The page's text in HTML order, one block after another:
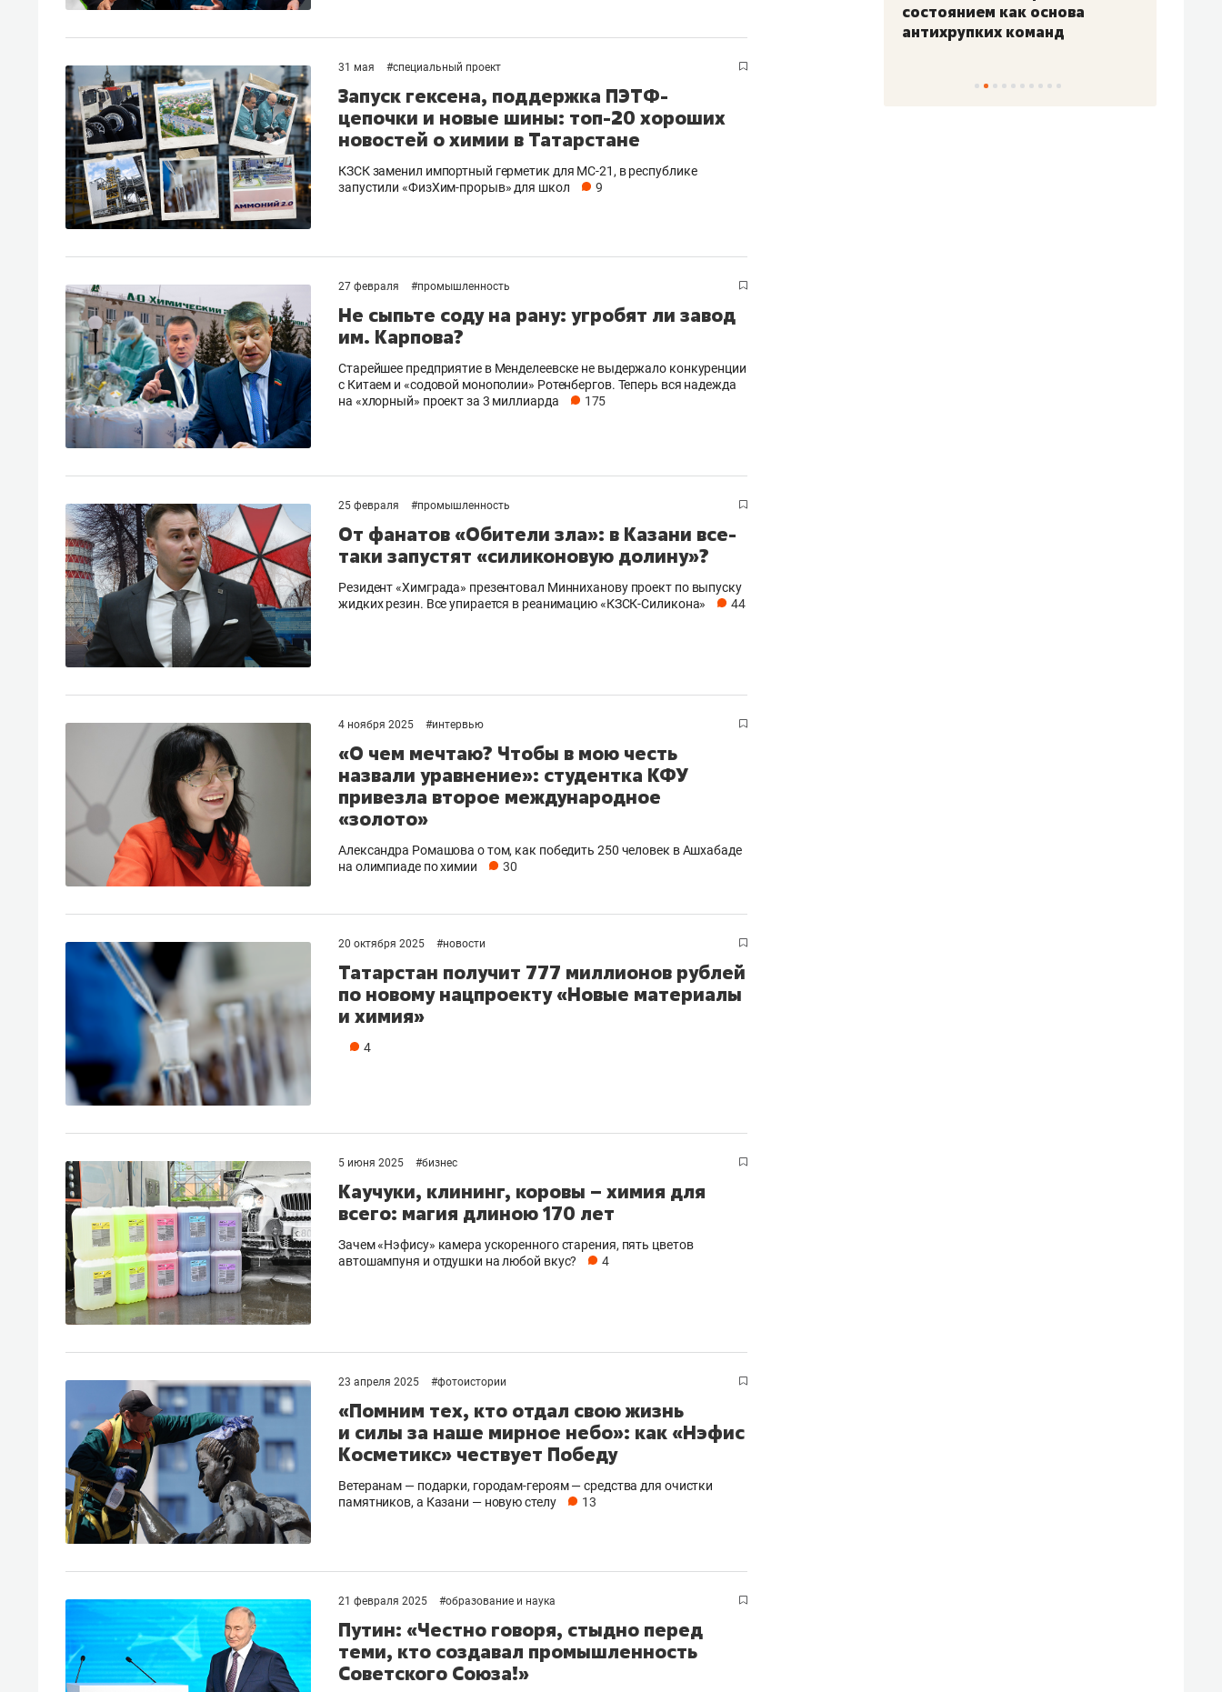
31 мая #специальный проект
Запуск гексена, поддержка ПЭТФ-
цепочки и новые шины: топ-20 хороших
новостей о химии в Татарстане
КЗСК заменил импортный герметик для МС-21, в республике
запустили «ФизХим-прорыв» для школ
9
27 февраля #промышленность
Не сыпьте соду на рану: угробят ли завод
им. Карпова?
Старейшее предприятие в Менделеевске не выдержало конкуренции
с Китаем и «содовой монополии» Ротенбергов. Теперь вся надежда
на «хлорный» проект за 3 миллиарда
175
25 февраля #промышленность
От фанатов «Обители зла»: в Казани все-
таки запустят «силиконовую долину»?
Резидент «Химграда» презентовал Минниханову проект по выпуску
жидких резин. Все упирается в реанимацию «КЗСК-Силикона»
44
4 ноября 2025 #интервью
«О чем мечтаю? Чтобы в мою честь
назвали уравнение»: студентка КФУ
привезла второе международное
«золото»
Александра Ромашова о том, как победить 250 человек в Ашхабаде
на олимпиаде по химии
30
20 октября 2025 #новости
Татарстан получит 777 миллионов рублей
по новому нацпроекту «Новые материалы
и химия»
4
5 июня 2025 #бизнес
Каучуки, клининг, коровы – химия для
всего: магия длиною 170 лет
Зачем «Нэфису» камера ускоренного старения, пять цветов
автошампуня и отдушки на любой вкус?
4
23 апреля 2025 #фотоистории
«Помним тех, кто отдал свою жизнь
и силы за наше мирное небо»: как «Нэфис
Косметикс» чествует Победу
Ветеранам — подарки, городам-героям — средства для очистки
памятников, а Казани — новую стелу
13
21 февраля 2025 #образование и наука
Путин: «Честно говоря, стыдно перед
теми, кто создавал промышленность
Советского Союза!»
«Гонка Героев»